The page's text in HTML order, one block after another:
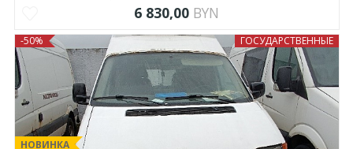
6 830,00 BYN
ГОСУДАРСТВЕННЫЕ
НОВИНКА
-50%